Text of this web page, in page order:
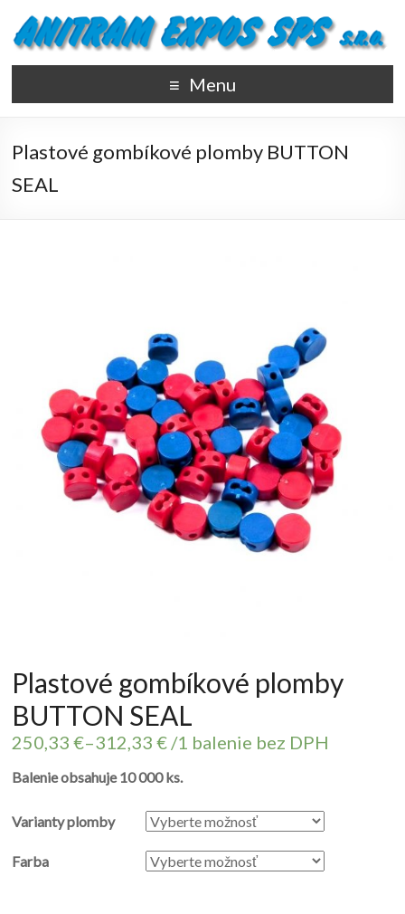
Menu
Plastové gombíkové plomby BUTTON
SEAL
Plastové gombíkové plomby
BUTTON SEAL
250,33€–312,33€ /1 balenie bez DPH
Balenie obsahuje 10 000 ks.
Varianty plomby
Farba